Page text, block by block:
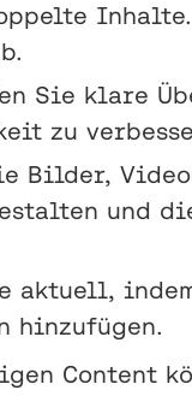
Sie klare
zu
Bilder,
und
aktuell,
hinzufügen.
Content